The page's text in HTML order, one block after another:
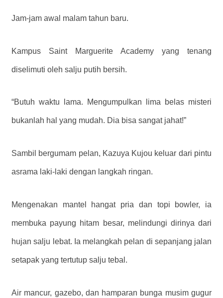
Jam-jam awal malam tahun baru.
Kampus Saint Marguerite Academy yang tenang
diselimuti oleh salju putih bersih.
“Butuh waktu lama. Mengumpulkan lima belas misteri
bukanlah hal yang mudah. ​​Dia bisa sangat jahat!”
Sambil bergumam pelan, Kazuya Kujou keluar dari pintu
asrama laki-laki dengan langkah ringan.
Mengenakan mantel hangat pria dan topi bowler, ia
membuka payung hitam besar, melindungi dirinya dari
hujan salju lebat. Ia melangkah pelan di sepanjang jalan
setapak yang tertutup salju tebal.
Air mancur, gazebo, dan hamparan bunga musim gugur